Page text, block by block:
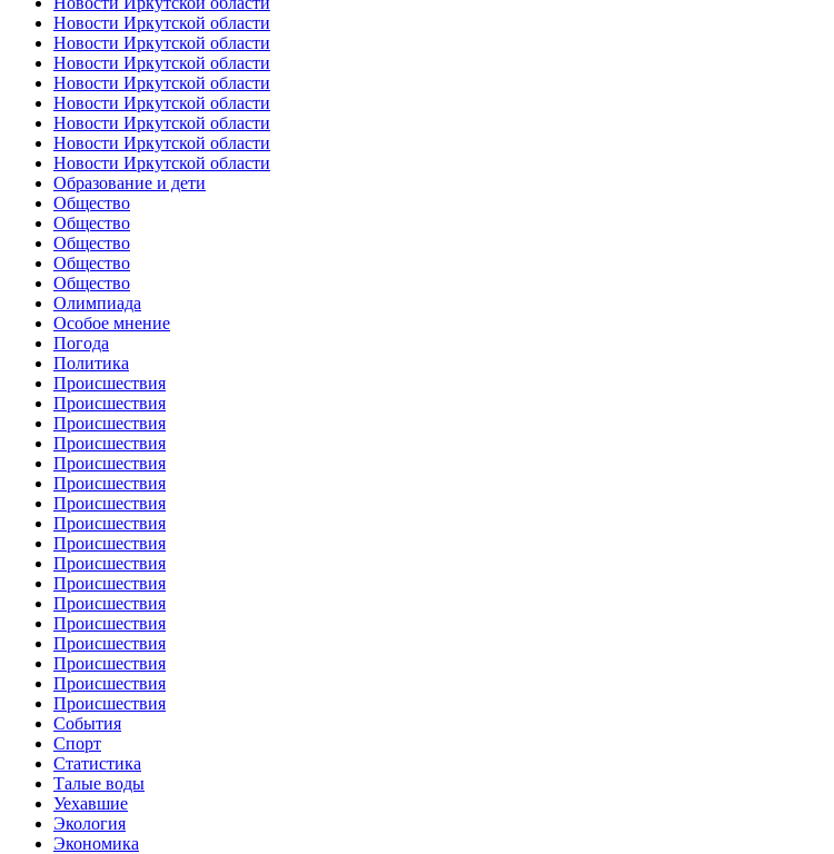
Новости Иркутской области
Новости Иркутской области
Новости Иркутской области
Новости Иркутской области
Новости Иркутской области
Новости Иркутской области
Новости Иркутской области
Новости Иркутской области
Образование и дети
Общество
Общество
Общество
Общество
Общество
Олимпиада
Особое мнение
Погода
Политика
Происшествия
Происшествия
Происшествия
Происшествия
Происшествия
Происшествия
Происшествия
Происшествия
Происшествия
Происшествия
Происшествия
Происшествия
Происшествия
Происшествия
Происшествия
Происшествия
Происшествия
События
Спорт
Статистика
Талые воды
Уехавшие
Экология
Экономика